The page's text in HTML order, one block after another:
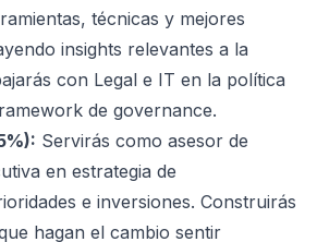
técnicas y mejores
insights relevantes a la
con Legal e IT en la política
de governance.
Servirás como asesor de
en estrategia de
e inversiones. Construirás
hagan el cambio sentir